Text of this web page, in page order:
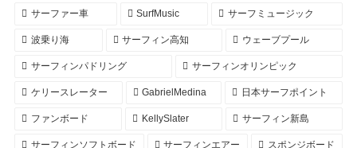
サーファー車 SurfMusic サーフミュージック
波乗り海 サーフィン高知 ウェーブプール
サーフィンパドリング サーフィンオリンピック
ケリースレーター GabrielMedina 日本サーフポイント
ファンボード KellySlater サーフィン新島
サーフィンソフトボード サーフィンエアー スポンジボード